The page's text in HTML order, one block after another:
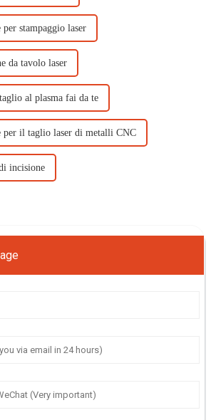
stampaggio laser
da tavolo laser
al plasma fai da te
per il taglio laser di metalli CNC
incisione